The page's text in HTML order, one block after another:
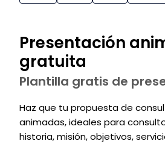
Presentación
gratuita
Plantilla gratis de
Haz que tu propuesta de
animadas, ideales para
historia, misión, objetivos,